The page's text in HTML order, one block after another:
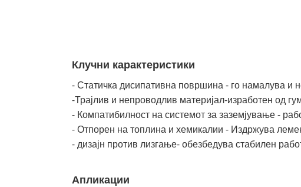
Клучни карактеристики
- Статичка дисипативна површина - го намалува и
-Трајлив и непроводлив материјал-изработен од
- Компатибилност на системот за заземјување -
- Отпорен на топлина и хемикалии - Издржува
- дизајн против лизгање- обезбедува стабилен
Апликации